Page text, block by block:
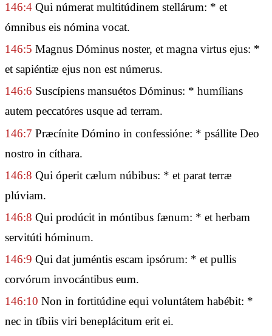
146:4 Qui númerat multitúdinem stellárum: * et
ómnibus eis nómina vocat.
146:5 Magnus Dóminus noster, et magna virtus ejus: *
et sapiéntiæ ejus non est númerus.
146:6 Suscípiens mansuétos Dóminus: * humílians
autem peccatóres usque ad terram.
146:7 Præcínite Dómino in confessióne: * psállite Deo
nostro in cíthara.
146:8 Qui óperit cælum núbibus: * et parat terræ
plúviam.
146:8 Qui prodúcit in móntibus fænum: * et herbam
servitúti hóminum.
146:9 Qui dat juméntis escam ipsórum: * et pullis
corvórum invocántibus eum.
146:10 Non in fortitúdine equi voluntátem habébit: *
nec in tíbiis viri beneplácitum erit ei.